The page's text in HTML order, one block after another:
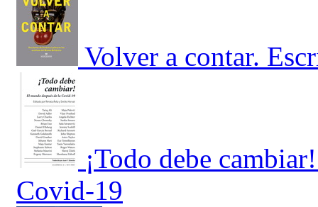
Volver a contar.
¡Todo debe
Covid-19